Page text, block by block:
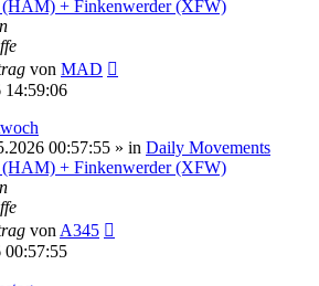
+ Finkenwerder (XFW)
von MAD
14:59:06
00:57:55 » in Daily Movements
+ Finkenwerder (XFW)
von A345
00:57:55